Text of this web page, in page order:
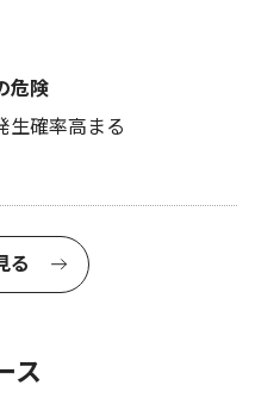
危険
生確率高まる
る
ス